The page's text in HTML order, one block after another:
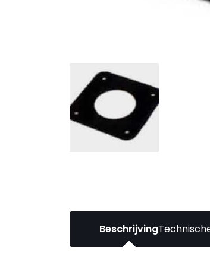
Beschrijving